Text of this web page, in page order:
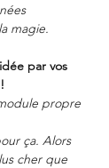
magie.
par vos
propre
ça. Alors
cher que